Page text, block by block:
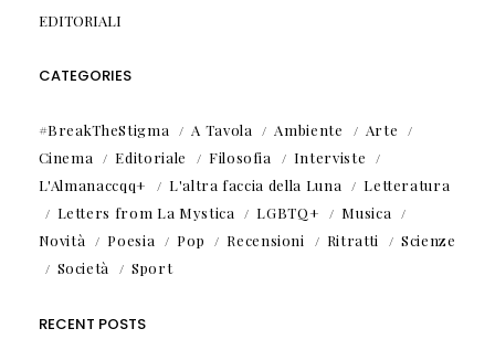
EDITORIALI
CATEGORIES
#BreakTheStigma A Tavola Ambiente
Arte
Cinema
Editoriale Filosofia
Interviste
L'Almanaccqq+
L'altra faccia della Luna
Letteratura
Letters from La Mystica
LGBTQ+
Musica
Novità
Poesia Pop Recensioni Ritratti
Scienze
Società
Sport
RECENT POSTS